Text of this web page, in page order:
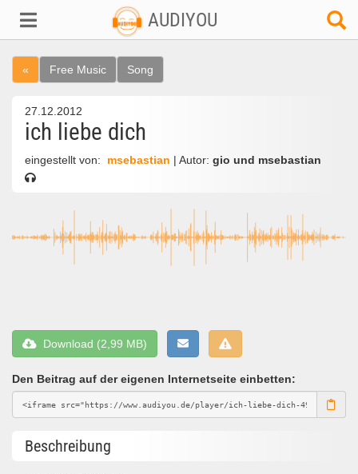
AUDIYOU
« Free Music Song
27.12.2012
ich liebe dich
eingestellt von: msebastian | Autor: gio und msebastian
Download (2,99 MB)
Den Beitrag auf der eigenen Internetseite einbetten:
Beschreibung